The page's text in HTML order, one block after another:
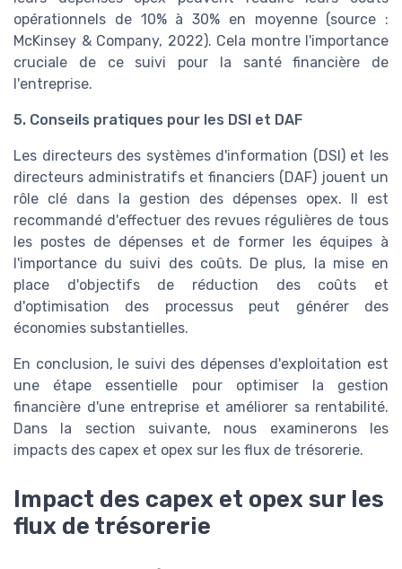
opérationnels de 10% à 30% en moyenne (source :
McKinsey & Company, 2022). Cela montre l'importance
cruciale de ce suivi pour la santé financière de
l'entreprise.
5. Conseils pratiques pour les DSI et DAF
Les directeurs des systèmes d'information (DSI) et les
directeurs administratifs et financiers (DAF) jouent un
rôle clé dans la gestion des dépenses opex. Il est
recommandé d'effectuer des revues régulières de tous
les postes de dépenses et de former les équipes à
l'importance du suivi des coûts. De plus, la mise en
place d'objectifs de réduction des coûts et
d'optimisation des processus peut générer des
économies substantielles.
En conclusion, le suivi des dépenses d'exploitation est
une étape essentielle pour optimiser la gestion
financière d'une entreprise et améliorer sa rentabilité.
Dans la section suivante, nous examinerons les
impacts des capex et opex sur les flux de trésorerie.
Impact des capex et opex sur les
flux de trésorerie